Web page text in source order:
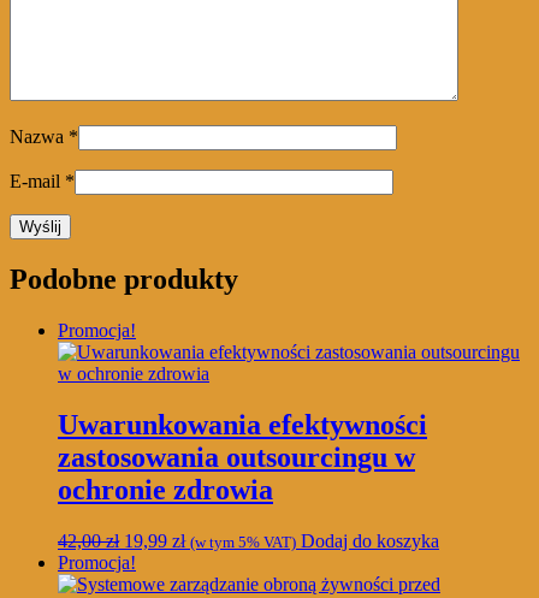
Nazwa *
E-mail *
Podobne produkty
Promocja!
Uwarunkowania efektywności
zastosowania outsourcingu w
ochronie zdrowia
42,00zł Pierwotna
cena
wynosiła:
19,99 złAktualna
wynosi:
(w tym 5% VAT) Dodaj do koszyka
Promocja!